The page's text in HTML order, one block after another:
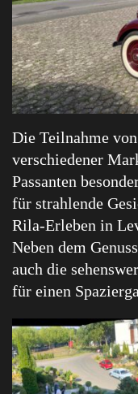
Die Teilnahme
verschiedener
Passanten
für strahlende
Rila-Erleben in
Neben dem
auch die
für einen